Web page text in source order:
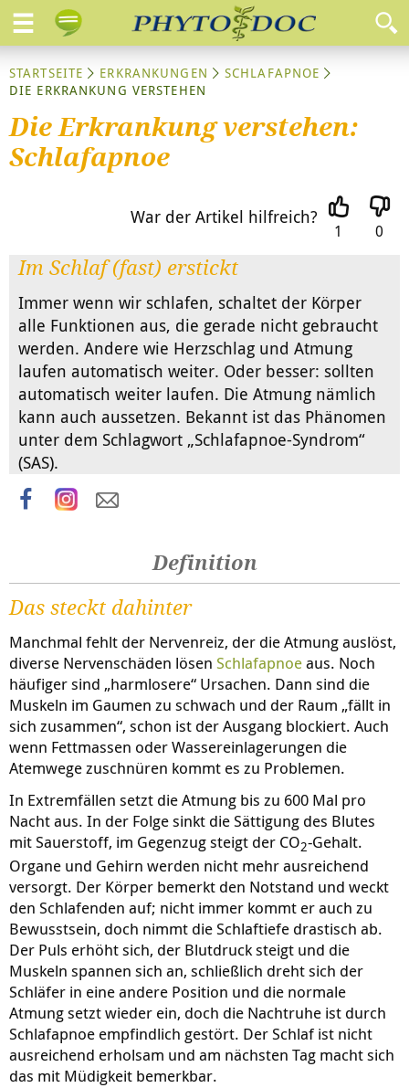
STARTSEITE ERKRANKUNGEN
SCHLAFAPNOE
DIE ERKRANKUNG VERSTEHEN
Die Erkrankung verstehen:
Schlafapnoe
War der Artikel hilfreich?
1 0
Im Schlaf (fast) erstickt
Immer wenn wir schlafen, schaltet der Körper
alle Funktionen aus, die gerade nicht gebraucht
werden. Andere wie Herzschlag und Atmung
laufen automatisch weiter. Oder besser: sollten
automatisch weiter laufen. Die Atmung nämlich
kann auch aussetzen. Bekannt ist das Phänomen
unter dem Schlagwort „Schlafapnoe-Syndrom“
(SAS).
Definition
Das steckt dahinter
Manchmal fehlt der Nervenreiz, der die Atmung auslöst,
diverse Nervenschäden lösen Schlafapnoeaus. Noch
häufiger sind „harmlosere“ Ursachen. Dann sind die
Muskeln im Gaumen zu schwach und der Raum „fällt in
sich zusammen“, schon ist der Ausgang blockiert. Auch
wenn Fettmassen oder Wassereinlagerungen die
Atemwege zuschnüren kommt es zu Problemen.
In Extremfällen setzt die Atmung bis zu 600 Mal pro
Nacht aus. In der Folge sinkt die Sättigung des Blutes
mit Sauerstoff, im Gegenzug steigt der CO2-Gehalt.
Organe und Gehirn werden nicht mehr ausreichend
versorgt. Der Körper bemerkt den Notstand und weckt
den Schlafenden auf; nicht immer kommt er auch zu
Bewusstsein, doch nimmt die Schlaftiefe drastisch ab.
Der Puls erhöht sich, der Blutdruck steigt und die
Muskeln spannen sich an, schließlich dreht sich der
Schläfer in eine andere Position und die normale
Atmung setzt wieder ein, doch die Nachtruhe ist durch
Schlafapnoe empfindlich gestört. Der Schlaf ist nicht
ausreichend erholsam und am nächsten Tag macht sich
das mit Müdigkeit bemerkbar.